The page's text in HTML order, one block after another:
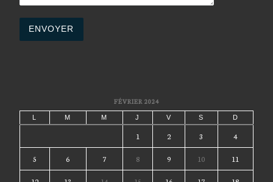
FÉVRIER 2024
M M J V S D
1 2 3 4
5 6 7 8 9 10 11